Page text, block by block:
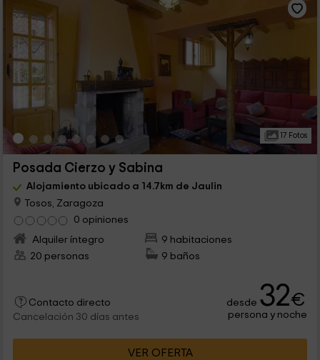
17 Fotos
Posada Cierzo y Sabina
Alojamiento ubicado a 14.7km de Jaulin
Tosos, Zaragoza
0 opiniones
Alquiler íntegro
9 habitaciones
20 personas
9 baños
Contacto directo
Cancelación 30 días antes
desde 32€
persona y noche
VER OFERTA